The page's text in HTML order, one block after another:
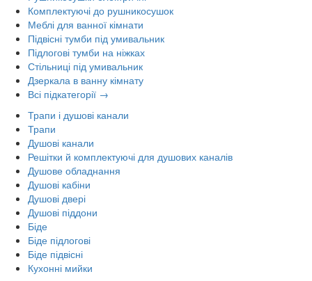
Комплектуючі до рушникосушок
Меблі для ванної кімнати
Підвісні тумби під умивальник
Підлогові тумби на ніжках
Стільниці під умивальник
Дзеркала в ванну кімнату
Всі підкатегорії →
Трапи і душові канали
Трапи
Душові канали
Решітки й комплектуючі для душових каналів
Душове обладнання
Душові кабіни
Душові двері
Душові піддони
Біде
Біде підлогові
Біде підвісні
Кухонні мийки